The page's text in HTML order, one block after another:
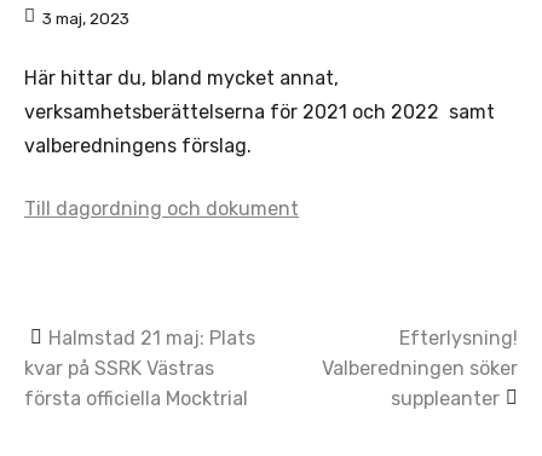
3 maj, 2023
Här hittar du, bland mycket annat,
verksamhetsberättelserna för 2021 och 2022 samt
valberedningens förslag.
Till dagordning och dokument
Post
navigation
Halmstad 21 maj: Plats
kvar på SSRK Västras
första officiella Mocktrial
Efterlysning!
Valberedningen söker
suppleanter